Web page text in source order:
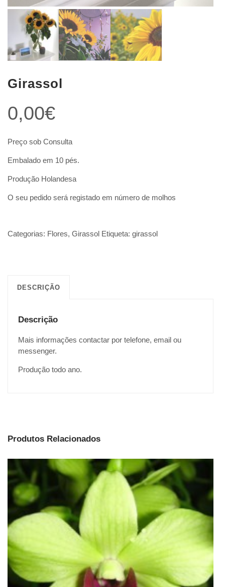
Girassol
0,00€
Preço sob Consulta
Embalado em 10 pés.
Produção Holandesa
O seu pedido será registado em número de molhos
Categorias: Flores, Girassol Etiqueta: girassol
DESCRIÇÃO
Descrição
Mais informações contactar por telefone, email ou
messenger.
Produção todo ano.
Produtos Relacionados